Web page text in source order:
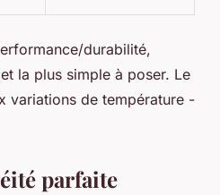
durabilité,
la plus simple à poser. Le
variations de température -
parfaite